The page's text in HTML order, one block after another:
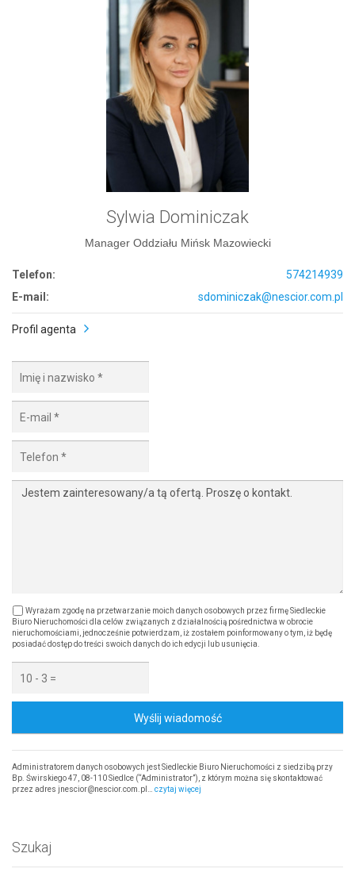
Sylwia Dominiczak
Manager Oddziału Mińsk Mazowiecki
Telefon:
574214939
E-mail:
sdominiczak@nescior.com.pl
Profil agenta
Wyrażam zgodę na przetwarzanie moich danych osobowych przez firmę Siedleckie
Biuro Nieruchomości dla celów związanych z działalnością pośrednictwa w obrocie
nieruchomościami, jednocześnie potwierdzam, iż zostałem poinformowany o tym, iż będę
posiadać dostęp do treści swoich danych do ich edycji lub usunięcia.
Wyślij wiadomość
Administratorem danych osobowych jest Siedleckie Biuro Nieruchomości z siedzibą przy
Bp. Świrskiego 47, 08-110 Siedlce (“Administrator”), z którym można się skontaktować
przez adres jnescior@nescior.com.pl… czytaj więcej
Szukaj